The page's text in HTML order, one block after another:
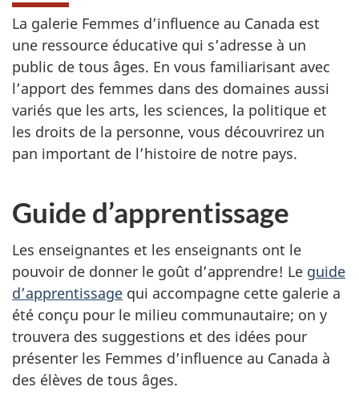
La galerie Femmes d’influence au Canada est
une ressource éducative qui s’adresse à un
public de tous âges. En vous familiarisant avec
l’apport des femmes dans des domaines aussi
variés que les arts, les sciences, la politique et
les droits de la personne, vous découvrirez un
pan important de l’histoire de notre pays.
Guide d’apprentissage
Les enseignantes et les enseignants ont le
pouvoir de donner le goût d’apprendre! Le guide
d’apprentissage qui accompagne cette galerie a
été conçu pour le milieu communautaire; on y
trouvera des suggestions et des idées pour
présenter les Femmes d’influence au Canada à
des élèves de tous âges.